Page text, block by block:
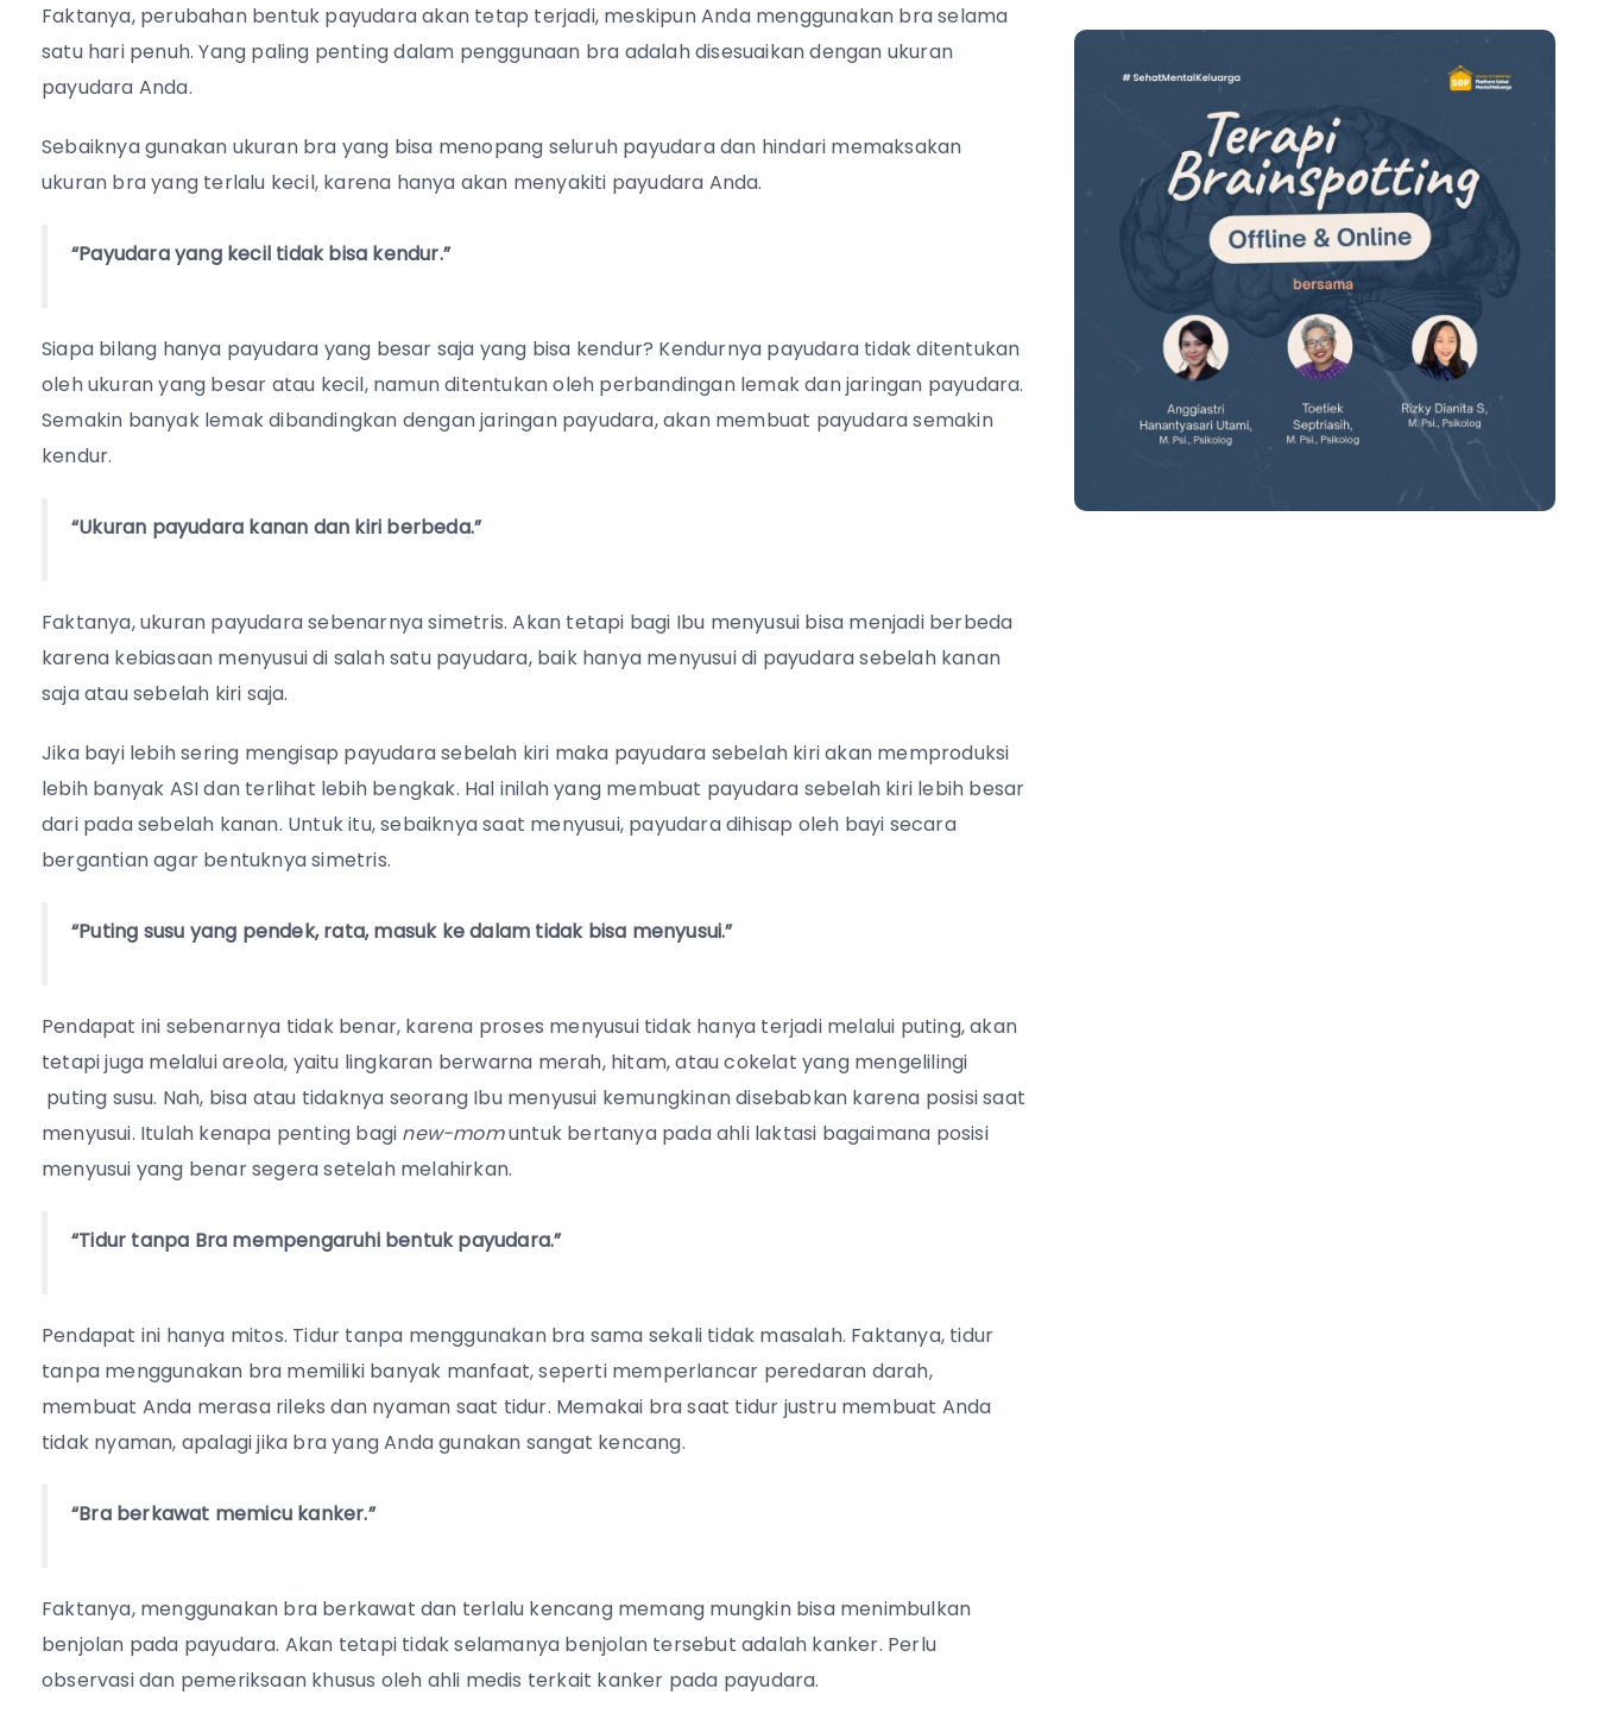
Faktanya, perubahan bentuk payudara akan tetap terjadi, meskipun Anda menggunakan bra selama
satu hari penuh. Yang paling penting dalam penggunaan bra adalah disesuaikan dengan ukuran
payudara Anda.
Sebaiknya gunakan ukuran bra yang bisa menopang seluruh payudara dan hindari memaksakan
ukuran bra yang terlalu kecil, karena hanya akan menyakiti payudara Anda.
“Payudara yang kecil tidak bisa kendur.”
Siapa bilang hanya payudara yang besar saja yang bisa kendur? Kendurnya payudara tidak ditentukan
oleh ukuran yang besar atau kecil, namun ditentukan oleh perbandingan lemak dan jaringan payudara.
Semakin banyak lemak dibandingkan dengan jaringan payudara, akan membuat payudara semakin
kendur.
“Ukuran payudara kanan dan kiri berbeda.”
Faktanya, ukuran payudara sebenarnya simetris. Akan tetapi bagi Ibu menyusui bisa menjadi berbeda
karena kebiasaan menyusui di salah satu payudara, baik hanya menyusui di payudara sebelah kanan
saja atau sebelah kiri saja.
Jika bayi lebih sering mengisap payudara sebelah kiri maka payudara sebelah kiri akan memproduksi
lebih banyak ASI dan terlihat lebih bengkak. Hal inilah yang membuat payudara sebelah kiri lebih besar
dari pada sebelah kanan. Untuk itu, sebaiknya saat menyusui, payudara dihisap oleh bayi secara
bergantian agar bentuknya simetris.
“Puting susu yang pendek, rata, masuk ke dalam tidak bisa menyusui.”
Pendapat ini sebenarnya tidak benar, karena proses menyusui tidak hanya terjadi melalui puting, akan
tetapi juga melalui areola, yaitu lingkaran berwarna merah, hitam, atau cokelat yang mengelilingi
puting susu. Nah, bisa atau tidaknya seorang Ibu menyusui kemungkinan disebabkan karena posisi saat
menyusui. Itulah kenapa penting bagi new-momuntuk bertanya pada ahli laktasi bagaimana posisi
menyusui yang benar segera setelah melahirkan.
“Tidur tanpa Bra mempengaruhi bentuk payudara.”
Pendapat ini hanya mitos. Tidur tanpa menggunakan bra sama sekali tidak masalah. Faktanya, tidur
tanpa menggunakan bra memiliki banyak manfaat, seperti memperlancar peredaran darah,
membuat Anda merasa rileks dan nyaman saat tidur. Memakai bra saat tidur justru membuat Anda
tidak nyaman, apalagi jika bra yang Anda gunakan sangat kencang.
“Bra berkawat memicu kanker.”
Faktanya, menggunakan bra berkawat dan terlalu kencang memang mungkin bisa menimbulkan
benjolan pada payudara. Akan tetapi tidak selamanya benjolan tersebut adalah kanker. Perlu
observasi dan pemeriksaan khusus oleh ahli medis terkait kanker pada payudara.